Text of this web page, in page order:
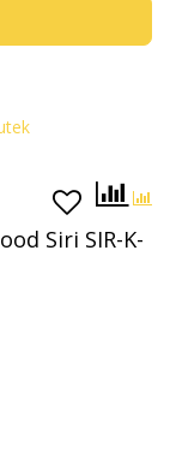
Siri SIR-K-